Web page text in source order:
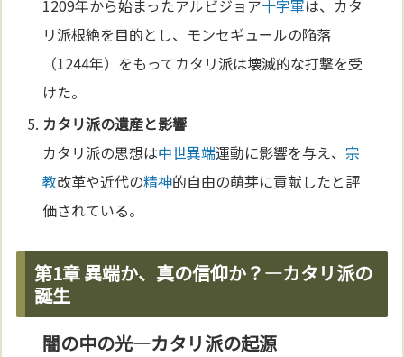
1209年から始まったアルビジョア十字軍は、カタ
リ派根絶を目的とし、モンセギュールの陥落
（1244年）をもってカタリ派は壊滅的な打撃を受
けた。
カタリ派の遺産と影響
カタリ派の思想は中世異端運動に影響を与え、 宗
教改革や近代の精神的自由の萌芽に貢献したと評
価されている。
第1章 異端か、真の信仰か？—カタリ派の
誕生
闇の中の光—カタリ派の起源